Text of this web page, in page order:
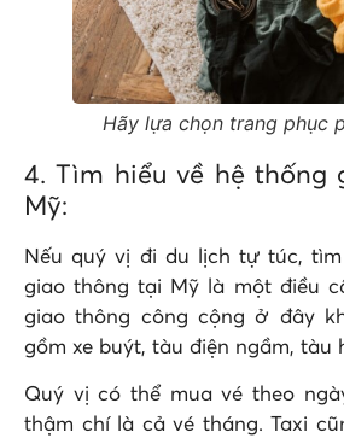
Hãy lựa chọn trang phục
4. Tìm hiểu về hệ thống
Mỹ:
Nếu quý vị đi du lịch tự túc,
giao thông tại Mỹ là một điều
giao thông công cộng ở đây
gồm xe buýt, tàu điện ngầm, tàu
Quý vị có thể mua vé theo
thậm chí là cả vé tháng. Taxi